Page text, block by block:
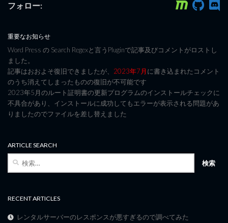
フォロー:
重要なお知らせ
Word Press の Search Regexと言うPluginで記事及びコメントがロストし
ました。
記事はおおよそ復旧できましたが、 2023年7月に書き込まれたコメント
のうち消えてしまったものの復旧が不可能です
2023年5月のルート証明書の更新プログラムのインストールチェックに
不具合があり、インストールに成功してもエラーが表示される問題があ
りましたのでファイルを差し替えました
ARTICLE SEARCH
検
RECENT ARTICLES
レンタルサーバーのレスポンスが悪すぎるので調べてみた